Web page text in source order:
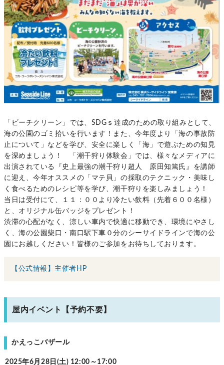
「ビーチクリーン」では、SDGｓ達成のための取り組みとして、
海の公園のゴミ拾いを行います！また、今年度より「海の事故防
止について」などを学び、安全に楽しく「海」で遊ぶための知見
を深めましょう！ 「潮干狩り体験会」では、様々なメディアに
出演されている『史上最強の潮干狩り超人 原田知篤氏』を講師
に迎え、今年オススメの「マテ貝」の採取のテクニック・美味し
く食べるためのレシピ等を学び、潮干狩りを楽しみましょう！
当日は受付にて、１１：００より冷たい飲料（先着６００名様）
と、オリジナル缶バッジをプレゼント！
渋滞の心配がなく、涼しい車内で快適に移動でき、環境にやさし
く、海の公園柴口・南口駅下車０分のシーサイドラインで海の公
園にお越しください！皆様のご参加をお待ちしております。
【公式情報】主催者HP
屋内イベント【予約不要】
かえっこバザール
2025年6月28日(土) 12:00～17:00